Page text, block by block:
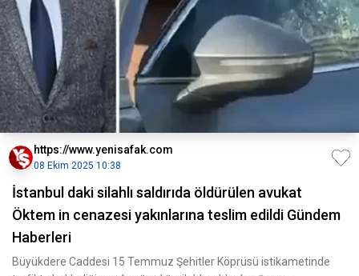
https://www.yenisafak.com
08 Ekim 2025 10:38
İstanbul daki silahlı saldırıda öldürülen avukat
Öktem in cenazesi yakınlarına teslim edildi Gündem
Haberleri
Büyükdere Caddesi 15 Temmuz Şehitler Köprüsü istikametinde